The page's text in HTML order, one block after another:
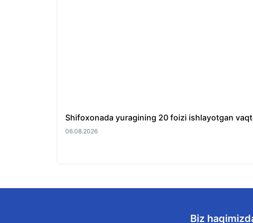
Shifoxonada yuragining 20 foizi ishlayotgan
06.08.2026
Biz